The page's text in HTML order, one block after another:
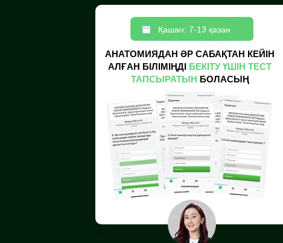
АНАТОМИЯДАН ӘР САБАҚТАН КЕЙІН
АЛҒАН БІЛІМІҢДІ БЕКІТУ ҮШІН ТЕСТ
ТАПСЫРАТЫН БОЛАСЫҢ
Қашан: 7-13 қазан